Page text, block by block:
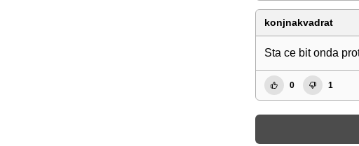
konjnakvadrat
Sta ce bit onda
0 1